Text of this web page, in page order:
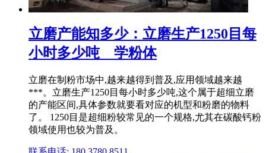
立磨产能知多少：立磨生产1250目每
小时多少吨 _ 学粉体
立磨在制粉市场中,越来越得到普及,应用领域越来越
***。立磨生产1250目每小时多少吨,这个属于超细立磨
的产能区间,具体参数就要看对应的机型和粉磨的物料
了。 1250目是超细粉较常见的一个规格,尤其在碳酸钙粉
领域使用也较为普及。